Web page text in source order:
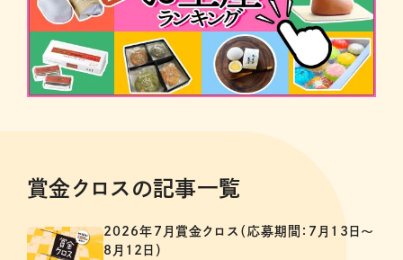
賞金クロスの記事一覧
2026年7月賞金クロス（応募期間：7月13日～
8月12日）